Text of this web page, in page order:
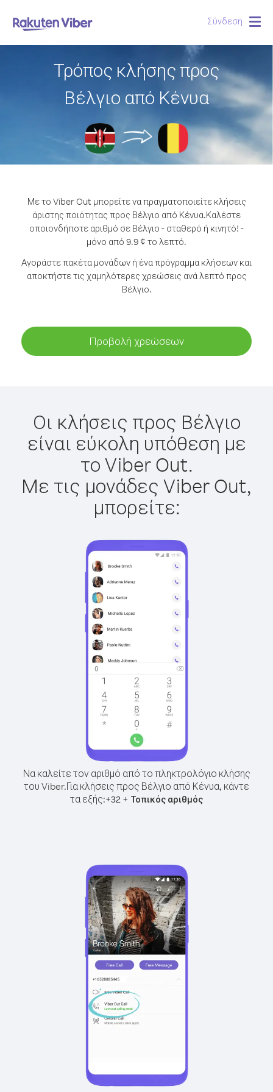
Σύνδεση
Τρόπος κλήσης προς
Βέλγιο από Κένυα
Με το Viber Out μπορείτε να πραγματοποιείτε κλήσεις
άριστης ποιότητας προς Βέλγιο από Κένυα.Καλέστε
οποιονδήποτε αριθμό σε Βέλγιο - σταθερό ή κινητό! -
μόνο από 9.9 ¢ το λεπτό.
Αγοράστε πακέτα μονάδων ή ένα πρόγραμμα κλήσεων και
αποκτήστε τις χαμηλότερες χρεώσεις ανά λεπτό προς
Βέλγιο.
Προβολή χρεώσεων
Οι κλήσεις προς Βέλγιο
είναι εύκολη υπόθεση με
το Viber Out.
Με τις μονάδες Viber Out,
μπορείτε:
Να καλείτε τον αριθμό από το πληκτρολόγιο κλήσης
του Viber.Για κλήσεις προς Βέλγιο από Κένυα, κάντε
τα εξής:+32 + Τοπικός αριθμός